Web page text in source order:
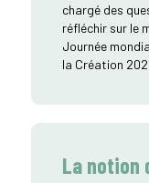
chargé des
réfléchir sur le
Journée
la Création
La notion